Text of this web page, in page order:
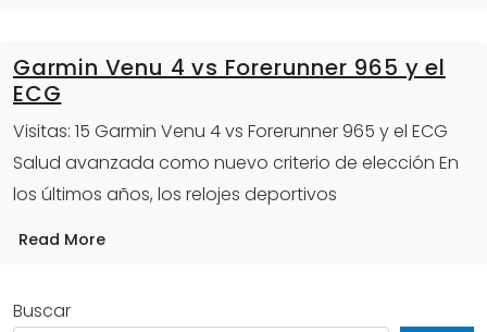
Garmin Venu 4 vs Forerunner 965 y el
ECG
Visitas: 15 Garmin Venu 4 vs Forerunner 965 y el ECG
Salud avanzada como nuevo criterio de elección En
los últimos años, los relojes deportivos
Read More
Buscar